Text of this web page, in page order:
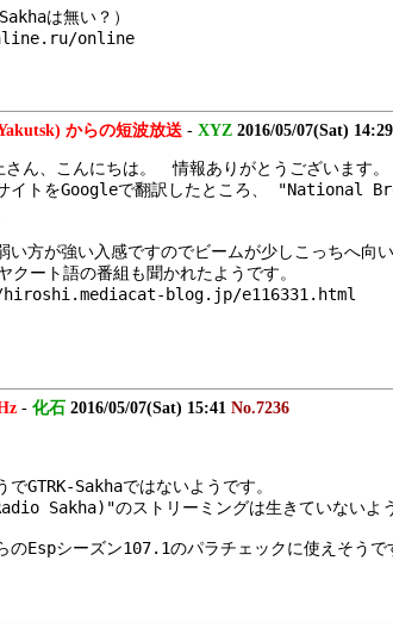
は無い？）
online
からの短波放送- XYZ 2016/05/07(Sat) 14:29
ん、こんにちは。　情報ありがとうございます。
イトをGoogleで翻訳したところ、 "National
い方が強い入感ですのでビームが少しこっちへ向
クート語の番組も聞かれたようです。
blog.jp/e116331.html
- 化石 2016/05/07(Sat) 15:41 No.7236
でGTRK-Sakhaではないようです。
Sakha)"のストリーミングは生きていないよう
のEspシーズン107.1のパラチェックに使えそうで